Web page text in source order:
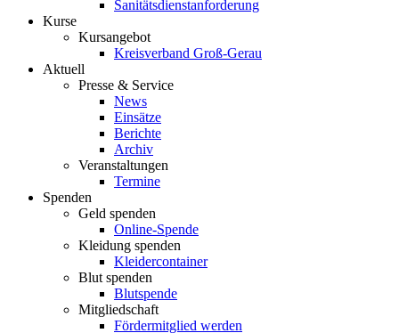
Sanitätsdienstanforderung
Kurse
Kursangebot
Kreisverband Groß-Gerau
Aktuell
Presse & Service
News
Einsätze
Berichte
Archiv
Veranstaltungen
Termine
Spenden
Geld spenden
Online-Spende
Kleidung spenden
Kleidercontainer
Blut spenden
Blutspende
Mitgliedschaft
Fördermitglied werden